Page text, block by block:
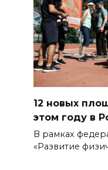
12 новых
этом году в
В рамках
«Развитие